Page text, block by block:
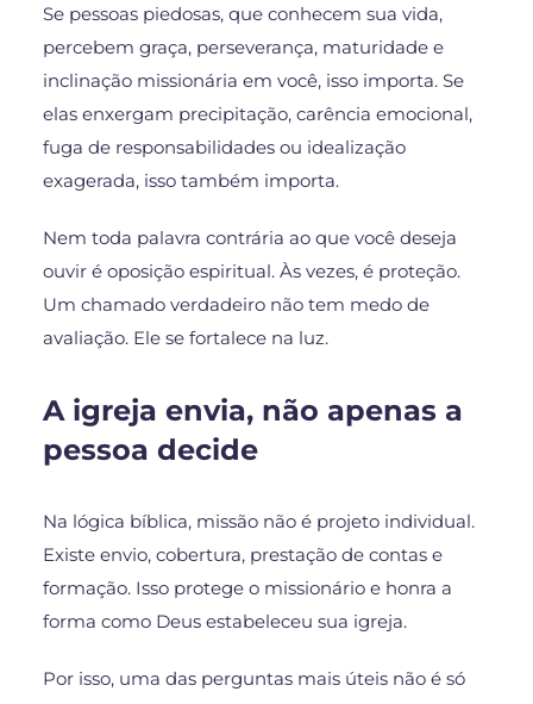
Se pessoas piedosas, que conhecem sua vida,
percebem graça, perseverança, maturidade e
inclinação missionária em você, isso importa. Se
elas enxergam precipitação, carência emocional,
fuga de responsabilidades ou idealização
exagerada, isso também importa.
Nem toda palavra contrária ao que você deseja
ouvir é oposição espiritual. Às vezes, é proteção.
Um chamado verdadeiro não tem medo de
avaliação. Ele se fortalece na luz.
A igreja envia, não apenas a
pessoa decide
Na lógica bíblica, missão não é projeto individual.
Existe envio, cobertura, prestação de contas e
formação. Isso protege o missionário e honra a
forma como Deus estabeleceu sua igreja.
Por isso, uma das perguntas mais úteis não é só